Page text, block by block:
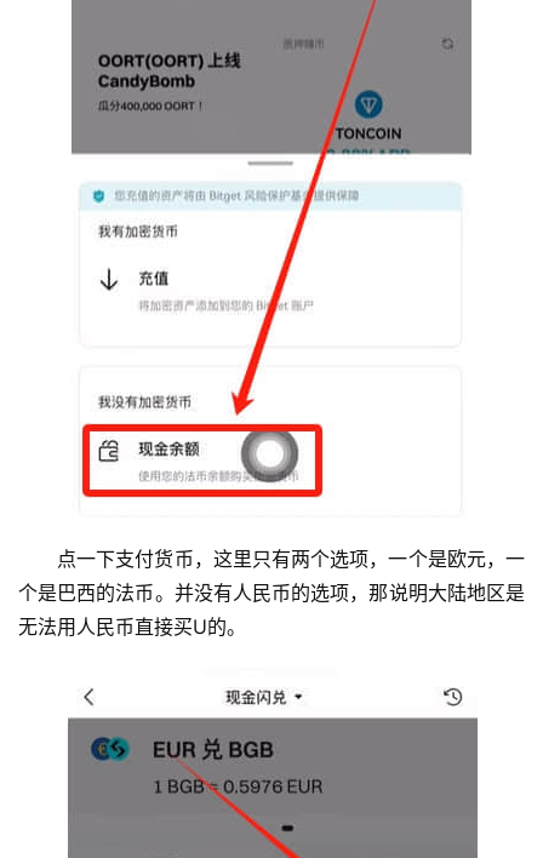
点一下支付货币，这里只有两个选项，一个是欧元，一
个是巴西的法币。并没有人民币的选项，那说明大陆地区是
无法用人民币直接买U的。